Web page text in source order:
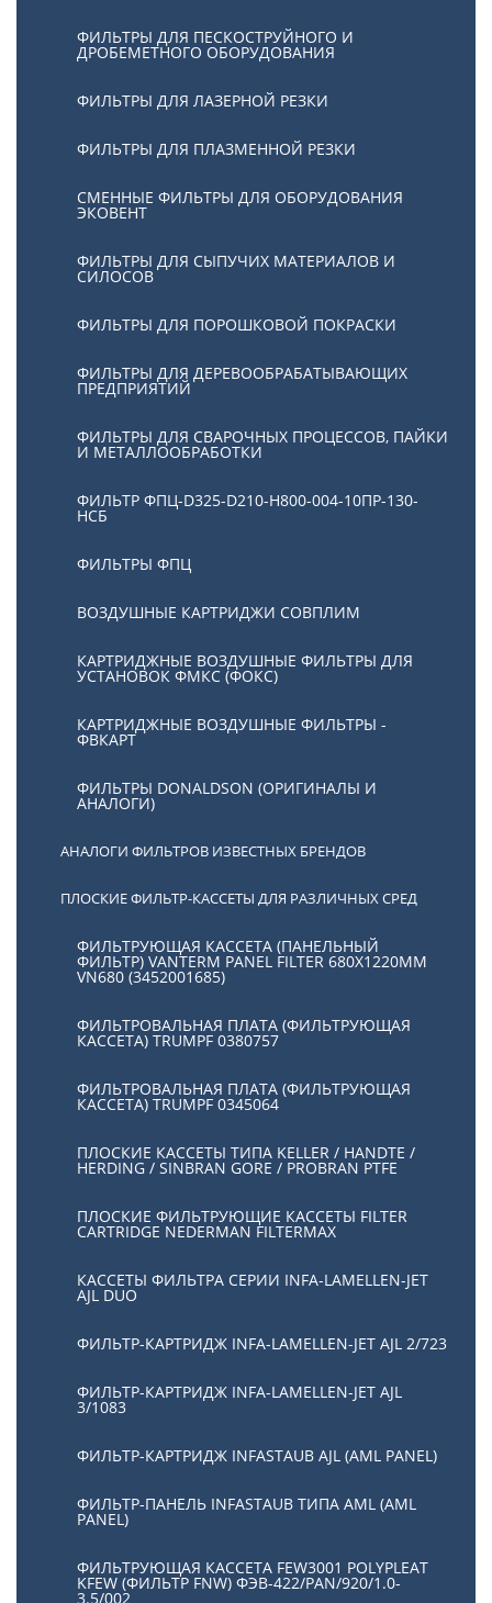
ФИЛЬТРЫ ДЛЯ ПЕСКОСТРУЙНОГО И
ДРОБЕМЕТНОГО ОБОРУДОВАНИЯ
ФИЛЬТРЫ ДЛЯ ЛАЗЕРНОЙ РЕЗКИ
ФИЛЬТРЫ ДЛЯ ПЛАЗМЕННОЙ РЕЗКИ
СМЕННЫЕ ФИЛЬТРЫ ДЛЯ ОБОРУДОВАНИЯ
ЭКОВЕНТ
ФИЛЬТРЫ ДЛЯ СЫПУЧИХ МАТЕРИАЛОВ И
СИЛОСОВ
ФИЛЬТРЫ ДЛЯ ПОРОШКОВОЙ ПОКРАСКИ
ФИЛЬТРЫ ДЛЯ ДЕРЕВООБРАБАТЫВАЮЩИХ
ПРЕДПРИЯТИЙ
ФИЛЬТРЫ ДЛЯ СВАРОЧНЫХ ПРОЦЕССОВ, ПАЙКИ
И МЕТАЛЛООБРАБОТКИ
ФИЛЬТР ФПЦ-D325-D210-H800-004-10ПР-130-
НСБ
ФИЛЬТРЫ ФПЦ
ВОЗДУШНЫЕ КАРТРИДЖИ СОВПЛИМ
КАРТРИДЖНЫЕ ВОЗДУШНЫЕ ФИЛЬТРЫ ДЛЯ
УСТАНОВОК ФМКС (ФОКС)
КАРТРИДЖНЫЕ ВОЗДУШНЫЕ ФИЛЬТРЫ -
ФВКАРТ
ФИЛЬТРЫ DONALDSON (ОРИГИНАЛЫ И
АНАЛОГИ)
АНАЛОГИ ФИЛЬТРОВ ИЗВЕСТНЫХ БРЕНДОВ
ПЛОСКИЕ ФИЛЬТР-КАССЕТЫ ДЛЯ РАЗЛИЧНЫХ СРЕД
ФИЛЬТРУЮЩАЯ КАССЕТА (ПАНЕЛЬНЫЙ
ФИЛЬТР) VANTERM PANEL FILTER 680X1220MM
VN680 (3452001685)
ФИЛЬТРОВАЛЬНАЯ ПЛАТА (ФИЛЬТРУЮЩАЯ
КАССЕТА) TRUMPF 0380757
ФИЛЬТРОВАЛЬНАЯ ПЛАТА (ФИЛЬТРУЮЩАЯ
КАССЕТА) TRUMPF 0345064
ПЛОСКИЕ КАССЕТЫ ТИПА KELLER / HANDTE /
HERDING / SINBRAN GORE / PROBRAN PTFE
ПЛОСКИЕ ФИЛЬТРУЮЩИЕ КАССЕТЫ FILTER
CARTRIDGE NEDERMAN FILTERMAX
КАССЕТЫ ФИЛЬТРА СЕРИИ INFA-LAMELLEN-JET
AJL DUO
ФИЛЬТР-КАРТРИДЖ INFA-LAMELLEN-JET AJL 2/723
ФИЛЬТР-КАРТРИДЖ INFA-LAMELLEN-JET AJL
3/1083
ФИЛЬТР-КАРТРИДЖ INFASTAUB AJL (AML PANEL)
ФИЛЬТР-ПАНЕЛЬ INFASTAUB ТИПА AML (AML
PANEL)
ФИЛЬТРУЮЩАЯ КАССЕТА FEW3001 POLYPLEAT
KFEW (ФИЛЬТР FNW) ФЭВ-422/PAN/920/1.0-
3.5/002